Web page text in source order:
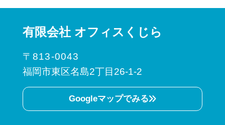
有限会社 オフィスくじら
〒813-0043
福岡市東区名島2丁目26-1-2
Googleマップでみる